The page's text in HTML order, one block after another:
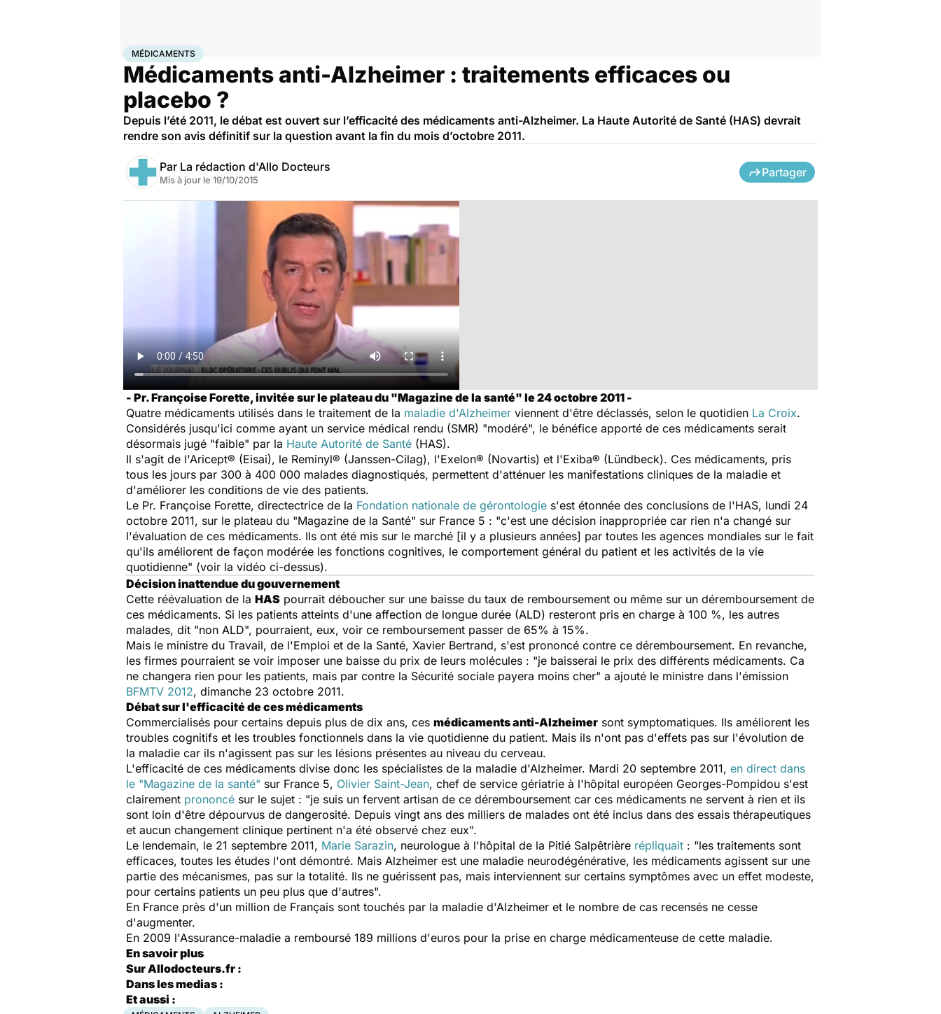
AccueilSantéMédicaments
MÉDICAMENTS
Médicaments anti-Alzheimer : traitements efficaces ou
placebo ?
Depuis l’été 2011, le débat est ouvert sur l’efficacité des médicaments anti-Alzheimer. La Haute Autorité de Santé (HAS) devrait
rendre son avis définitif sur la question avant la fin du mois d’octobre 2011.
Par La rédaction d'Allo Docteurs
Mis à jour le 19/10/2015
Partager
- Pr. Françoise Forette, invitée sur le plateau du "Magazine de la santé" le 24 octobre 2011 -
Quatre médicaments utilisés dans le traitement de la maladie d'Alzheimer viennent d'être déclassés, selon le quotidien La Croix.
Considérés jusqu'ici comme ayant un service médical rendu (SMR) "modéré", le bénéfice apporté de ces médicaments serait
désormais jugé "faible" par la Haute Autorité de Santé (HAS).
Il s'agit de l'Aricept® (Eisai), le Reminyl® (Janssen-Cilag), l'Exelon® (Novartis) et l'Exiba® (Lündbeck). Ces médicaments, pris
tous les jours par 300 à 400 000 malades diagnostiqués, permettent d'atténuer les manifestations cliniques de la maladie et
d'améliorer les conditions de vie des patients.
Le Pr. Françoise Forette, directectrice de la Fondation nationale de gérontologie s'est étonnée des conclusions de l'HAS, lundi 24
octobre 2011, sur le plateau du "Magazine de la Santé" sur France 5 : "c'est une décision inappropriée car rien n'a changé sur
l'évaluation de ces médicaments. Ils ont été mis sur le marché [il y a plusieurs années] par toutes les agences mondiales sur le fait
qu'ils améliorent de façon modérée les fonctions cognitives, le comportement général du patient et les activités de la vie
quotidienne" (voir la vidéo ci-dessus).
Décision inattendue du gouvernement
Cette réévaluation de la HAS pourrait déboucher sur une baisse du taux de remboursement ou même sur un déremboursement de
ces médicaments. Si les patients atteints d'une affection de longue durée (ALD) resteront pris en charge à 100 %, les autres
malades, dit "non ALD", pourraient, eux, voir ce remboursement passer de 65% à 15%.
Mais le ministre du Travail, de l'Emploi et de la Santé, Xavier Bertrand, s'est prononcé contre ce déremboursement. En revanche,
les firmes pourraient se voir imposer une baisse du prix de leurs molécules : "je baisserai le prix des différents médicaments. Ca
ne changera rien pour les patients, mais par contre la Sécurité sociale payera moins cher" a ajouté le ministre dans l'émission
BFMTV 2012, dimanche 23 octobre 2011.
Débat sur l'efficacité de ces médicaments
Commercialisés pour certains depuis plus de dix ans, ces médicaments anti-Alzheimer sont symptomatiques. Ils améliorent les
troubles cognitifs et les troubles fonctionnels dans la vie quotidienne du patient. Mais ils n'ont pas d'effets pas sur l'évolution de
la maladie car ils n'agissent pas sur les lésions présentes au niveau du cerveau.
L'efficacité de ces médicaments divise donc les spécialistes de la maladie d'Alzheimer. Mardi 20 septembre 2011, en direct dans
le "Magazine de la santé" sur France 5, Olivier Saint-Jean, chef de service gériatrie à l'hôpital européen Georges-Pompidou s'est
clairement prononcé sur le sujet : "je suis un fervent artisan de ce déremboursement car ces médicaments ne servent à rien et ils
sont loin d'être dépourvus de dangerosité. Depuis vingt ans des milliers de malades ont été inclus dans des essais thérapeutiques
et aucun changement clinique pertinent n'a été observé chez eux".
Le lendemain, le 21 septembre 2011, Marie Sarazin, neurologue à l'hôpital de la Pitié Salpêtrière répliquait : "les traitements sont
efficaces, toutes les études l'ont démontré. Mais Alzheimer est une maladie neurodégénérative, les médicaments agissent sur une
partie des mécanismes, pas sur la totalité. Ils ne guérissent pas, mais interviennent sur certains symptômes avec un effet modeste,
pour certains patients un peu plus que d'autres".
En France près d'un million de Français sont touchés par la maladie d'Alzheimer et le nombre de cas recensés ne cesse
d'augmenter.
En 2009 l'Assurance-maladie a remboursé 189 millions d'euros pour la prise en charge médicamenteuse de cette maladie.
En savoir plus
Sur Allodocteurs.fr :
Dans les medias :
Et aussi :